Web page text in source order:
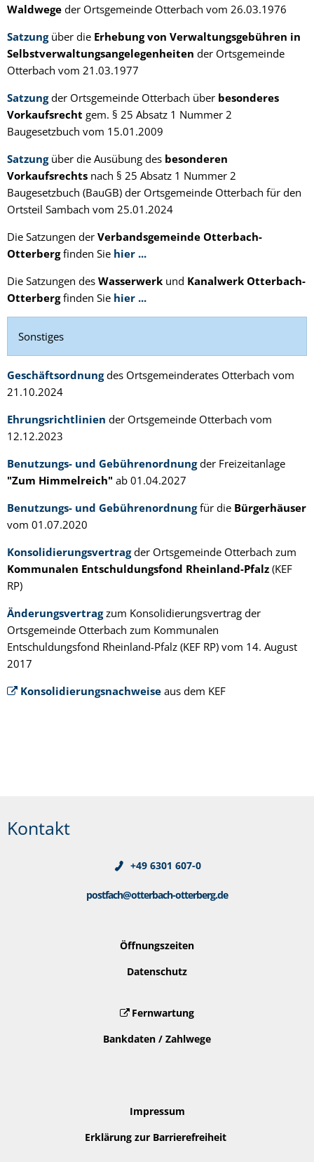
Waldwege der Ortsgemeinde Otterbach vom 26.03.1976
Satzungüber die Erhebung von Verwaltungsgebühren in
Selbstverwaltungsangelegenheiten der Ortsgemeinde
Otterbach vom 21.03.1977
Satzungder Ortsgemeinde Otterbach über besonderes
Vorkaufsrecht gem. § 25 Absatz 1 Nummer 2
Baugesetzbuch vom 15.01.2009
Satzung über die Ausübung des besonderen
Vorkaufsrechts nach § 25 Absatz 1 Nummer 2
Baugesetzbuch (BauGB) der Ortsgemeinde Otterbach für den
Ortsteil Sambach vom 25.01.2024
Die Satzungen der Verbandsgemeinde Otterbach-
Otterbergfinden Sie hier ...
Die Satzungen des Wasserwerk und Kanalwerk Otterbach-
Otterbergfinden Sie hier ...
Sonstiges
Geschäftsordnungdes Ortsgemeinderates Otterbach vom
21.10.2024
Ehrungsrichtlinien der Ortsgemeinde Otterbach vom
12.12.2023
Benutzungs- und Gebührenordnungder Freizeitanlage
"Zum Himmelreich" ab 01.04.2027
Benutzungs- und Gebührenordnung für die Bürgerhäuser
vom 01.07.2020
Konsolidierungsvertragder Ortsgemeinde Otterbach zum
Kommunalen Entschuldungsfond Rheinland-Pfalz (KEF
RP)
Änderungsvertragzum Konsolidierungsvertrag der
Ortsgemeinde Otterbach zum Kommunalen
Entschuldungsfond Rheinland-Pfalz (KEF RP) vom 14. August
2017
Konsolidierungsnachweiseaus dem KEF
Kontakt
+49 6301 607-0
postfach@otterbach-otterberg.de
Öffnungszeiten
Datenschutz
Fernwartung
Bankdaten / Zahlwege
Impressum
Erklärung zur Barrierefreiheit